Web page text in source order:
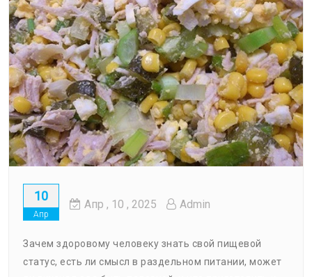
10
Апр
Апр , 10 , 2025 Admin
Зачем здоровому человеку знать свой пищевой
статус, есть ли смысл в раздельном питании, может